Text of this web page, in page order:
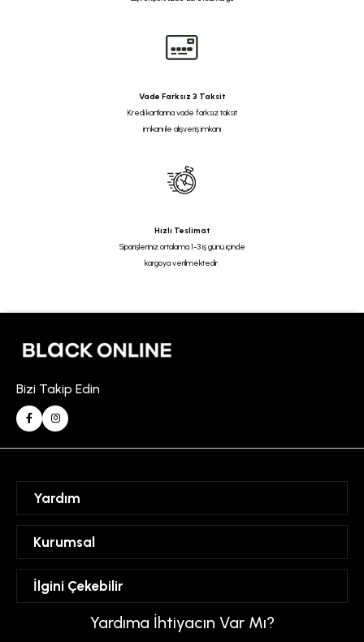
Vade Farksız 3 Taksit
Kredi kartlarına vade farksız taksit
imkanı ile alışveriş imkanı
Hızlı Teslimat
Siparişleriniz ortalama 1-3 iş günü içinde
kargoya verilmektedir.
Bizi Takip Edin
Yardım
Hesabım
Favorilerim
Kurumsal
Mesafeli Satış Sözleşmesi
Üyelik Sözleşmesi
Gizlilik ve Güvenlik Politikası
İlgini Çekebilir
Yardıma İhtiyacın Var Mı?